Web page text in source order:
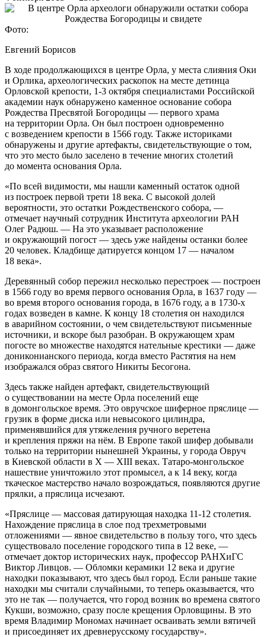
Фото:
Евгений Борисов
В ходе продолжающихся в центре Орла, у места слияния Оки
и Орлика, археологических раскопок на месте детинца
Орловской крепости, 1-3 октября специалистами Российской
академии наук обнаружено каменное основание собора
Рождества Пресвятой Богородицы — первого храма
на территории Орла. Он был построен одновременно
с возведением крепости в 1566 году. Также историками
обнаружены и другие артефакты, свидетельствующие о том,
что это место было заселено в течение многих столетий
до момента основания Орла.
«По всей видимости, мы нашли каменный остаток одной
из построек первой трети 18 века. С высокой долей
вероятности, это остатки Рождественского собора, —
отмечает научный сотрудник Института археологии РАН
Олег Радюш. — На это указывает расположение
и окружающий погост — здесь уже найдены останки более
20 человек. Кладбище датируется концом 17 — началом
18 века».
Деревянный собор пережил несколько перестроек — построен
в 1566 году во время первого основания Орла, в 1637 году —
во время второго основания города, в 1676 году, а в 1730-х
годах возведен в камне. К концу 18 столетия он находился
в аварийном состоянии, о чем свидетельствуют письменные
источники, и вскоре был разобран. В окружающем храм
погосте во множестве находятся нательные крестики — даже
дониконианского периода, когда вместо Растятия на нем
изображался образ святого Никиты Бесогона.
Здесь также найден артефакт, свидетельствующий
о существовании на месте Орла поселений еще
в домонгольское время. Это овручское шиферное пряслице —
грузик в форме диска или невысокого цилиндра,
применявшийся для утяжеления ручного веретена
и крепления пряжи на нём. В Европе такой шифер добывали
только на территории нынешней Украины, у города Овруч
в Киевской области в X — XIII веках. Татаро-монгольское
нашествие уничтожило этот промысел, а к 14 веку, когда
ткаческое мастерство начало возрождаться, появляются другие
прялки, а пряслица исчезают.
«Пряслице — массовая датирующая находка 11-12 столетия.
Нахождение пряслица в слое под трехметровыми
отложениями — явное свидетельство в пользу того, что здесь
существовало поселение городского типа в 12 веке, —
отмечает доктор исторических наук, профессор РАНХиГС
Виктор Ливцов. — Обломки керамики 12 века и другие
находки показывают, что здесь был город. Если раньше такие
находки мы считали случайными, то теперь оказывается, что
это не так — получается, что город возник во времена святого
Кукши, возможно, сразу после крещения Орловщины. В это
время Владимир Мономах начинает осваивать земли вятичей
и присоединяет их древнерусскому государству».